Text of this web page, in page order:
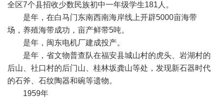
全区7个县招收少数民族初中一年级学生181人。
是年，在白马门东南西南海岸线上开辟5000亩海带
场，养殖海带成功，亩产鲜带5吨。
是年，闽东电机厂建成投产。
是年，省文物普查队在福安县城山村的虎头、岩湖村的
后山、社口村的后门山、桂林坂龚山等处，发现新石器时代
的石斧、石纹陶器和碗等遗物。
1959年